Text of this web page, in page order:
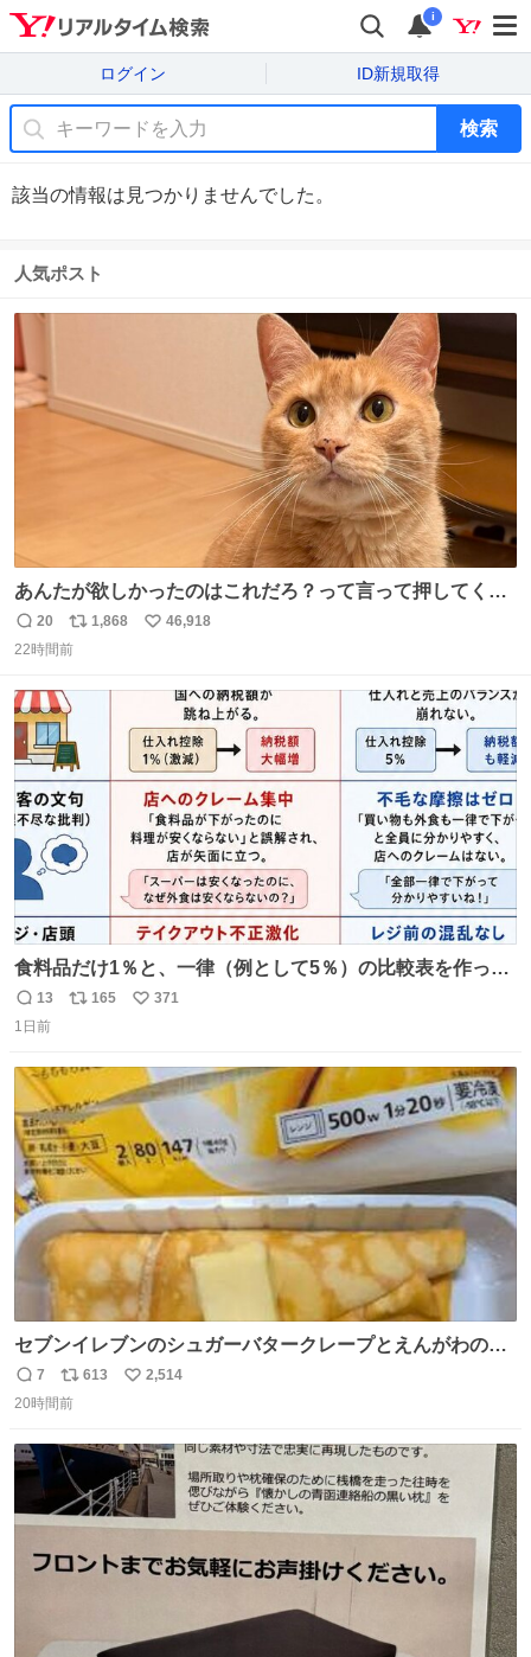
i
ログイン ID新規取得
検索
該当の情報は見つかりませんでした。
人気ポスト
あんたが欲しかったのはこれだろ？って言って押してくれ
た手形がコチラ
返
信
20
リ
ポ
ト
1,868
い
46,918
22時間前
食料品だけ1％と、一律（例として5％）の比較表を作って
みました。 参考になるかと思います。
返
信
13
リ
数
165
い
数
371
1日前
セブンイレブンのシュガーバタークレープとえんがわの寿
司を探している人へ！ シュガーバタークレープは目黒、品
川、蒲田、渋谷、川崎、横浜、鶴見、九州の一部エリア限
ころ少ないですが見つけたら即買いです🤩❣️
返
信
7
リ
ポ
ト
数
613
い
数
2,514
20時間前